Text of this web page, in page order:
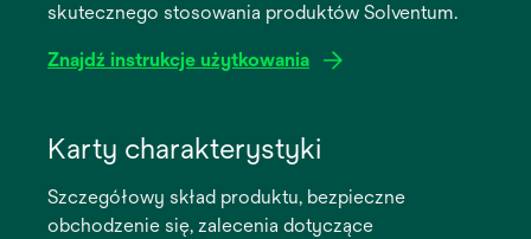
skutecznego stosowania produktów Solventum.
Znajdź instrukcje użytkowania
new
Karty charakterystyki
Szczegółowy skład produktu, bezpieczne
obchodzenie się, zalecenia dotyczące